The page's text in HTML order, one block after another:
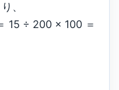
、
15 ÷ 200 × 100 ＝